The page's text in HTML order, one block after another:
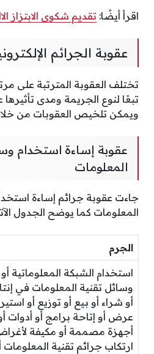
اقرأ أيضًا: تقديم شكوى الابتزاز
عقوبة الجرائم
تختلف العقوبة المترتبة على
تبعًا لنوع الجريمة ومدى تأثيرها
ويمكن تلخيص العقوبات من
عقوبة إساءة استخدام
المعلومات
جاءت عقوبة جرائم إساءة
المعلومات كما يوضح الجدول
الجرم
استخدام الشبكة المعلوماتية أو
وسائل تقنية المعلومات في
أو شراء أو بيع أو توزيع أو
عرض أو إتاحة برامج أو أدوات
أجهزة مصممة أو مكيفة
ارتكاب جرائم تقنية المعلومات